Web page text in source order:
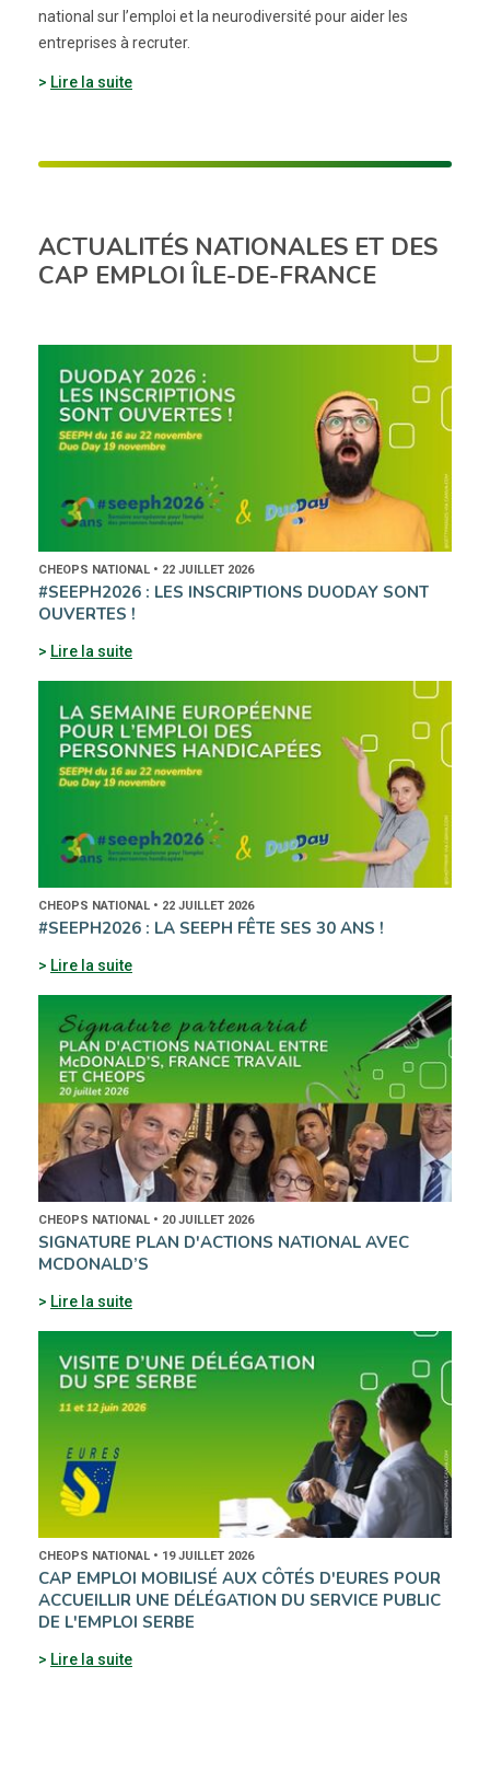
national sur l’emploi et la neurodiversité pour aider les
entreprises à recruter.
Lire la suite
ACTUALITÉS NATIONALES ET DES
CAP EMPLOI ÎLE-DE-FRANCE
CHEOPS NATIONAL • 22 JUILLET 2026
#SEEPH2026 : LES INSCRIPTIONS DUODAY SONT
OUVERTES !
Lire la suite
CHEOPS NATIONAL • 22 JUILLET 2026
#SEEPH2026 : LA SEEPH FÊTE SES 30 ANS !
Lire la suite
CHEOPS NATIONAL • 20 JUILLET 2026
SIGNATURE PLAN D'ACTIONS NATIONAL AVEC
MCDONALD’S
Lire la suite
CHEOPS NATIONAL • 19 JUILLET 2026
CAP EMPLOI MOBILISÉ AUX CÔTÉS D'EURES POUR
ACCUEILLIR UNE DÉLÉGATION DU SERVICE PUBLIC
DE L'EMPLOI SERBE
Lire la suite